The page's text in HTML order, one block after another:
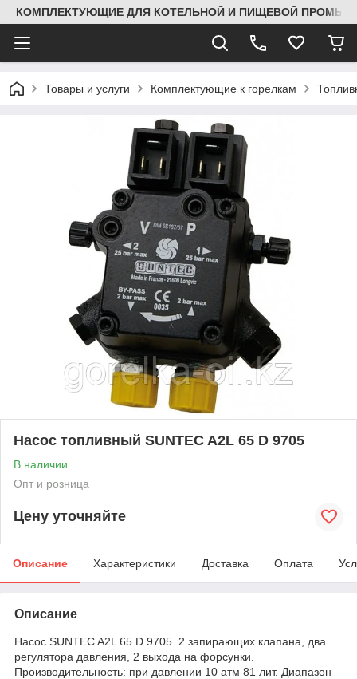
КОМПЛЕКТУЮЩИЕ ДЛЯ КОТЕЛЬНОЙ И ПИЩЕВОЙ
Товары и услуги Комплектующие к горелкам
Насос топливный SUNTEC A2L 65 D 9705
В наличии
Опт и розница
Цену уточняйте
Описание Характеристики Доставка Оплата
Описание
Насос SUNTEC A2L 65 D 9705. 2 запирающих клапана, два
регулятора давления, 2 выхода на форсунки.
Производительность: при давлении 10 атм 81 лит. Диапазон